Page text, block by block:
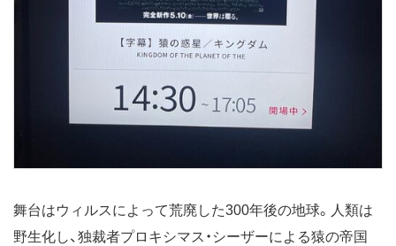
舞台はウィルスによって荒廃した300年後の地球。人類は
野生化し、独裁者プロキシマス・シーザーによる猿の帝国